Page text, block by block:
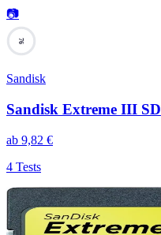
📷
76
Sandisk
Sandisk Extreme III SD
ab 9,82 €
4 Tests